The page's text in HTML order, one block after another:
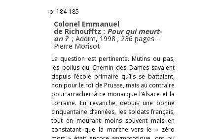
p. 184-185
Colonel Emmanuel
de Richoufftz : Pour qui meurt-
on ? ; Addim, 1998 ; 236 pages -
Pierre Morisot
La question est pertinente. Mutins ou pas,
les poilus du Chemin des Dames savaient
depuis l’école primaire qu’ils se battaient,
non pour le roi de Prusse, mais au contraire
pour arracher à ce monarque l’Alsace et la
Lorraine. En revanche, depuis une bonne
cinquantaine d’années, les soldats français,
tout en mourant moins souvent mais en
constatant que la marche vers le « zéro